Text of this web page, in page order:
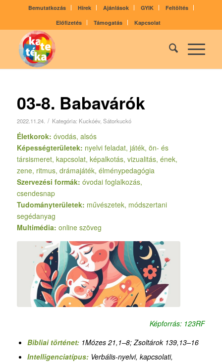
Bemutatkozás Hírek Ajánlások GYIK
Feltöltés
Előfizetés
Támogatás Kapcsolat
03-8. Babavárók
2022.11.24. / Kategória: Kuckóév, Sátorkuckó
Életkorok: óvodás, alsós
Képességterületek: nyelvi feladat, játék, ön- és
társismeret, kapcsolat, képalkotás, vizualitás, ének,
zene, ritmus, drámajáték, élménypedagógia
Szervezési formák: óvodai foglalkozás,
csendesnap
Tudományterületek: művészetek, módszertani
segédanyag
Multimédia: online szöveg
Képforrás: 123RF
Bibliai történet: 1Mózes 21,1–8; Zsoltárok 139,13–16
Intelligenciatípus: Verbális-nyelvi, kapcsolati,